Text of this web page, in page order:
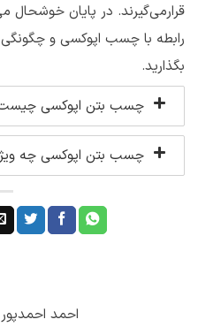
قرارمی‌گیرند. در پایان خوشحال
رابطه با چسب اپوکسی و چگونگی
بگذارید.
چسب بتن اپوکسی
چسب بتن اپوکسی چه
احمد احمدپور